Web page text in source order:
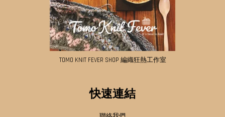
TOMO KNIT FEVER SHOP 編織狂熱工作室
快速連結